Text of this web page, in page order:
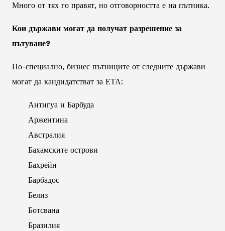
Много от тях го правят, но отговорността е на пътника.
Кои държави могат да получат разрешение за
пътуване?
По-специално, бизнес пътниците от следните държави
могат да кандидатстват за ЕТА:
Антигуа и Барбуда
Аржентина
Австралия
Бахамските острови
Бахрейн
Барбадос
Белиз
Ботсвана
Бразилия